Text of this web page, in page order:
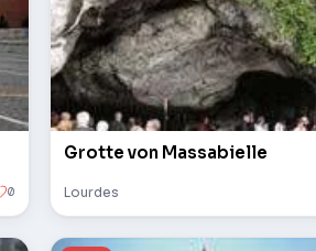
0
Grotte von Massabielle
Lourdes